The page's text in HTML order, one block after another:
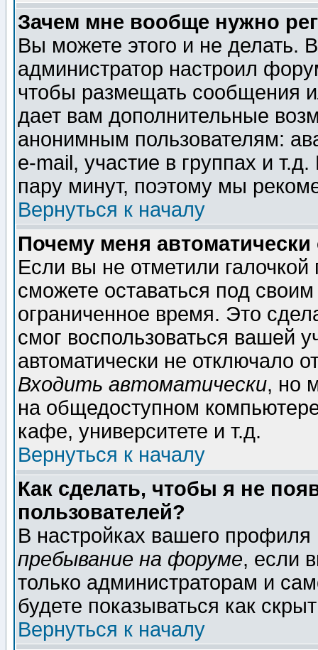
Зачем мне вообще нужно
Вы можете этого и не делать.
администратор настроил
чтобы размещать сообщения
дает вам дополнительные
анонимным пользователям:
e-mail, участие в группах и
пару минут, поэтому мы
Вернуться к началу
Почему меня автоматически
Если вы не отметили галочкой
сможете оставаться под
ограниченное время. Это
смог воспользоваться вашей
автоматически не отключало
Входить автоматически, но
на общедоступном
кафе, университете и т.д.
Вернуться к началу
Как сделать, чтобы я не
пользователей?
В настройках вашего
пребывание на форуме, если
только администраторам и
будете показываться как
Вернуться к началу